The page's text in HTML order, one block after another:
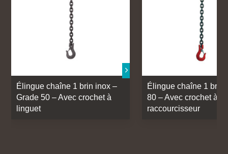
Élingue chaîne 1 brin inox –
Grade 50 – Avec crochet à
linguet
Élingue chaîne 1 brin
80 – Avec crochet à
raccourcisseur